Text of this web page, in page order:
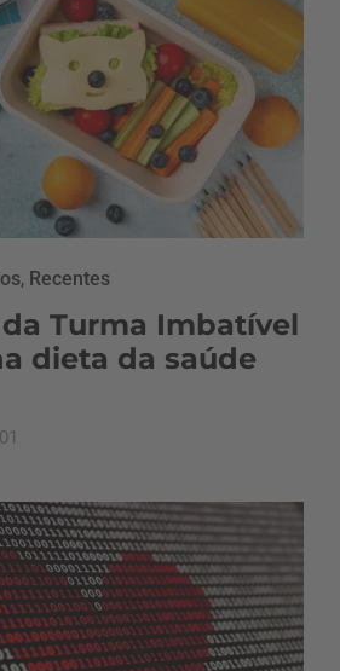
, Recentes
da Turma Imbatível
dieta da saúde